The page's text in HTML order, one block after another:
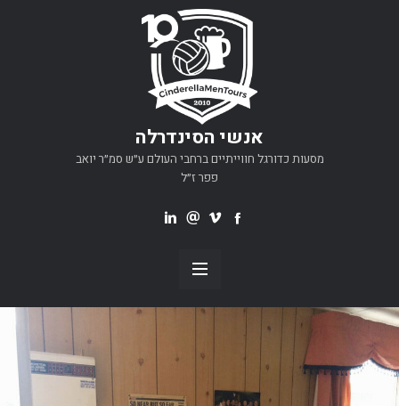
אנשי הסינדרלה
מסעות כדורגל חווייתיים ברחבי העולם ע״ש סמ״ר יואב
פפר ז״ל